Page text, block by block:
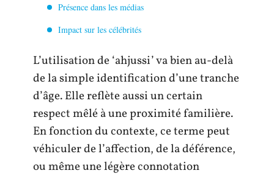
Présence dans les médias
Impact sur les célébrités
L’utilisation de ‘ahjussi’ va bien au-delà
de la simple identification d’une tranche
d’âge. Elle reflète aussi un certain
respect mêlé à une proximité familière.
En fonction du contexte, ce terme peut
véhiculer de l’affection, de la déférence,
ou même une légère connotation